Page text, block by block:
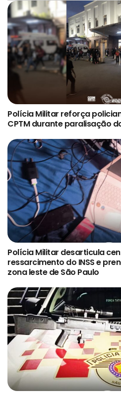
Polícia Militar reforça
CPTM durante paralisação
Polícia Militar desarticula
ressarcimento do INSS e
zona leste de São Paulo